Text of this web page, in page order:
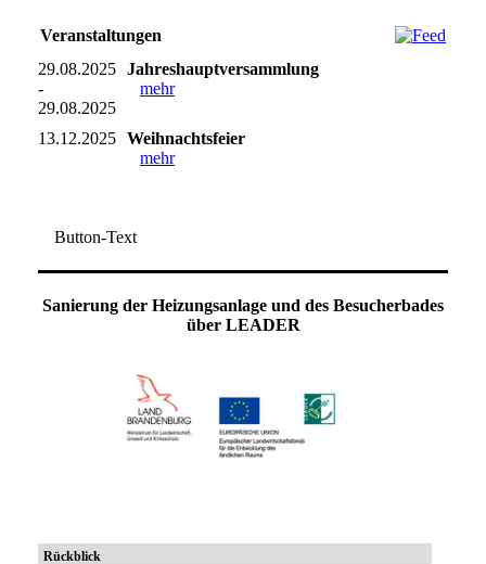
Veranstaltungen
29.08.2025
-
29.08.2025
Jahreshauptversammlung
mehr
13.12.2025 Weihnachtsfeier
mehr
Button-Text
Sanierung der Heizungsanlage und des Besucherbades
über LEADER